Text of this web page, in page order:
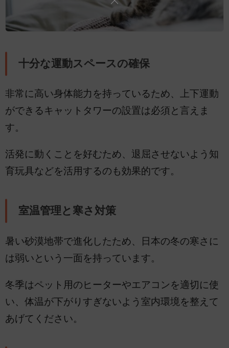
十分な運動スペースの確保
非常に高い身体能力を持っているため、上下運動
ができるキャットタワーの設置は必須と言えま
す。
活発に動くことを好むため、退屈させないよう知
育玩具などを活用するのも効果的です。
室温管理と寒さ対策
暑い砂漠地帯で進化したため、日本の冬の寒さに
は弱いという一面を持っています。
冬季はペット用のヒーターやエアコンを適切に使
い、体温が下がりすぎないよう室内環境を整えて
あげてください。